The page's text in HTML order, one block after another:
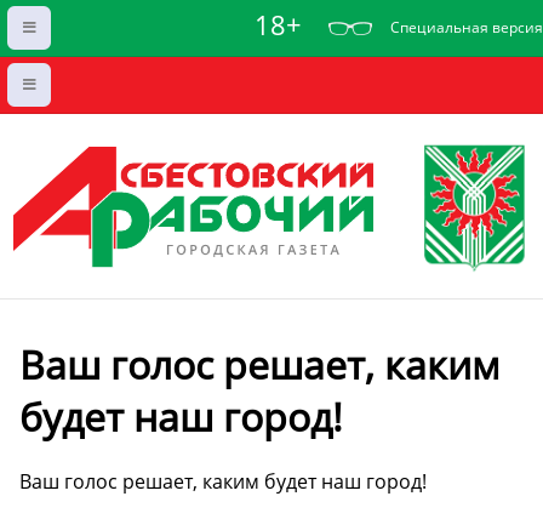
18+ Специальная версия
Ваш голос решает, каким
будет наш город!
Ваш голос решает, каким будет наш город!